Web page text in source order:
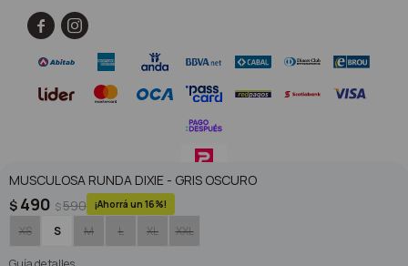
MUSCULOSA RUNDA DIXIE - GRIS OSCURO
$ 490 $590 16
XS S M L XL XXL
 
© Copyright 2026 / Superoutlet / FORTER S.A Rut 213720560017